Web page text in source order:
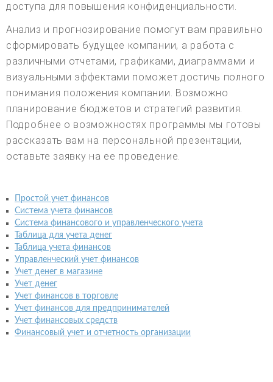
доступа для повышения конфиденциальности.
Анализ и прогнозирование помогут вам правильно
сформировать будущее компании, а работа с
различными отчетами, графиками, диаграммами и
визуальными эффектами поможет достичь полного
понимания положения компании. Возможно
планирование бюджетов и стратегий развития.
Подробнее о возможностях программы мы готовы
рассказать вам на персональной презентации,
оставьте заявку на ее проведение.
Простой учет финансов
Система учета финансов
Система финансового и управленческого учета
Таблица для учета денег
Таблица учета финансов
Управленческий учет финансов
Учет денег в магазине
Учет денег
Учет финансов в торговле
Учет финансов для предпринимателей
Учет финансовых средств
Финансовый учет и отчетность организации